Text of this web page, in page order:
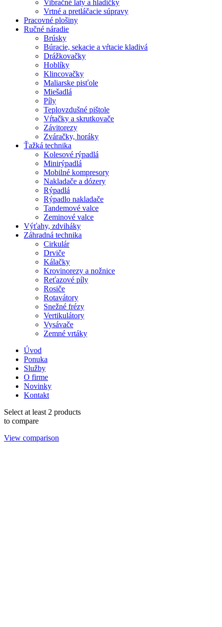
Vibračné laty a hladičky
Vrtné a pretláčacie súpravy
Pracovné plošiny
Ručné náradie
Brúsky
Búracie, sekacie a vŕtacie kladivá
Drážkovačky
Hoblíky
Klincovačky
Maliarske pisťole
Miešadlá
Píly
Teplovzdušné pištole
Vŕtačky a skrutkovače
Závitorezy
Zváračky, horáky
Ťažká technika
Kolesové rýpadlá
Minirýpadlá
Mobilné kompresory
Nakladače a dózery
Rýpadlá
Rýpadlo nakladače
Tandemové valce
Zeminové valce
Výťahy, zdviháky
Záhradná technika
Cirkulár
Drviče
Kálačky
Krovinorezy a nožnice
Reťazové píly
Rosiče
Rotavátory
Snežné frézy
Vertikulátory
Vysávače
Zemné vrtáky
Úvod
Ponuka
Služby
O firme
Novinky
Kontakt
Select at least 2 products
to compare
View comparison